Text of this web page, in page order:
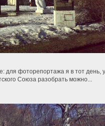
для фоторепортажа я в тот день,
Союза разобрать можно...